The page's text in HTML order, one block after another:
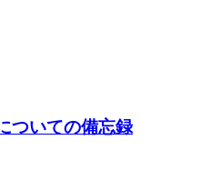
ついての備忘録